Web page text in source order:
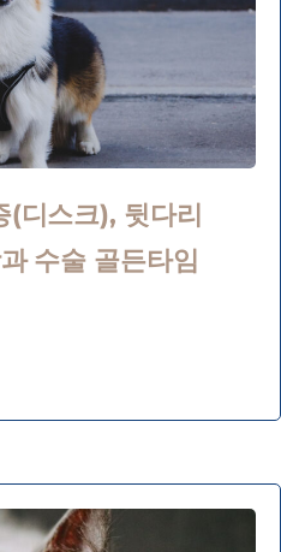
(디스크), 뒷다리
수술 골든타임